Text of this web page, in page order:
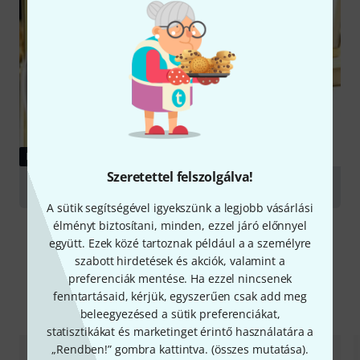
Szeretettel felszolgálva!
A sütik segítségével igyekszünk a legjobb vásárlási
élményt biztosítani, minden, ezzel járó előnnyel
együtt. Ezek közé tartoznak például a a személyre
szabott hirdetések és akciók, valamint a
preferenciák mentése. Ha ezzel nincsenek
fenntartásaid, kérjük, egyszerűen csak add meg
beleegyezésed a sütik preferenciákat,
statisztikákat és marketinget érintő használatára a
„Rendben!” gombra kattintva. (összes mutatása).
KALAUZ
Mouthpieces for brass wind instruments
Alternatívák összevetése